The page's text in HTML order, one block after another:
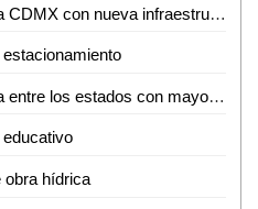
Ciudad Valles a 3 horas de la CDMX con nueva infraestructura carretera: David Medina
San Luis Potosí se consolida entre los estados con mayor crecimiento salarial en el país
obra hídrica